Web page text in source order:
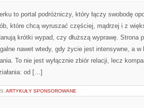
to portal podróżniczy, który łączy swobodę
które chcą wyruszać częściej, mądrzej i z
krótki wypad, czy dłuższą wyprawę. Strona
nawet wtedy, gdy życie jest intensywne, a w
To nie jest wyłącznie zbiór relacji, lecz
od […]
ARTYKUŁY SPONSOROWANE